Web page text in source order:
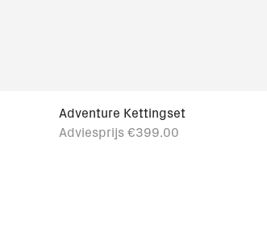
Adventure Kettingset
Adviesprijs €399.00